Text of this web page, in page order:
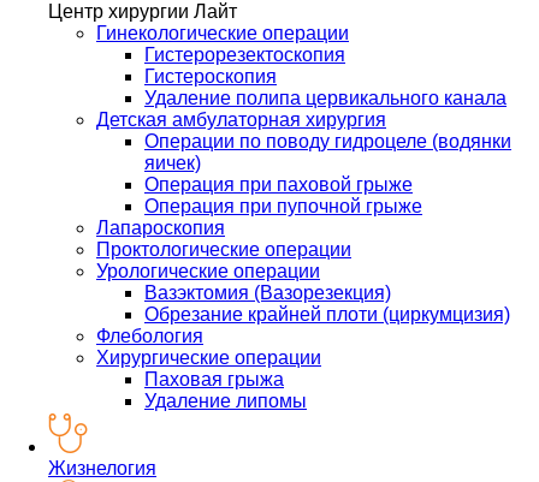
Центр хирургии Лайт
Гинекологические операции
Гистерорезектоскопия
Гистероскопия
Удаление полипа цервикального канала
Детская амбулаторная хирургия
Операции по поводу гидроцеле (водянки
яичек)
Операция при паховой грыже
Операция при пупочной грыже
Лапароскопия
Проктологические операции
Урологические операции
Вазэктомия (Вазорезекция)
Обрезание крайней плоти (циркумцизия)
Флебология
Хирургические операции
Паховая грыжа
Удаление липомы
Жизнелогия